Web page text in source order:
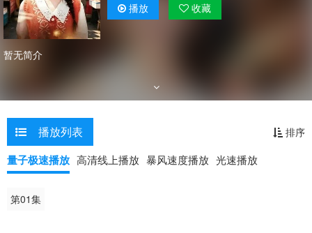
播放 收藏
暂无简介
播放列表 排序
量子极速播放 高清线上播放 暴风速度播放 光速播放
第01集